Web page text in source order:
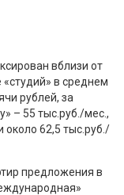
вблизи от
«студий» в среднем
рублей, за
– 55 тыс.руб./мес.,
62,5 тыс.руб./
предложения в